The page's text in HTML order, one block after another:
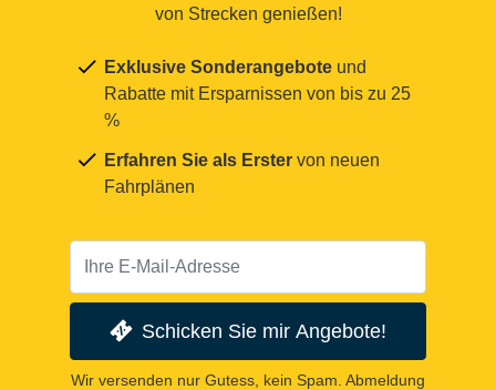
von Strecken genießen!
Exklusive Sonderangebote und
Rabatte mit Ersparnissen von bis zu 25
%
Erfahren Sie als Erster von neuen
Fahrplänen
Schicken Sie mir Angebote!
Wir versenden nur Gutess, kein Spam. Abmeldung